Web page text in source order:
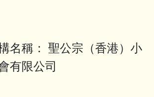
名稱： 聖公宗（香港）小
有限公司